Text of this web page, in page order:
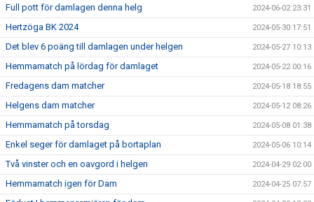
Full pott för damlagen denna helg 2024-06-02 23:31
Hertzöga BK 2024 2024-05-30 17:51
Det blev 6 poäng till damlagen under helgen 2024-05-27 10:13
Hemmamatch på lördag för damlaget 2024-05-22 00:16
Fredagens dam matcher 2024-05-18 18:55
Helgens dam matcher 2024-05-12 08:26
Hemmamatch på torsdag 2024-05-08 01:38
Enkel seger för damlaget på bortaplan 2024-05-06 10:14
Två vinster och en oavgord i helgen 2024-04-29 02:00
Hemmamatch igen för Dam 2024-04-25 07:57